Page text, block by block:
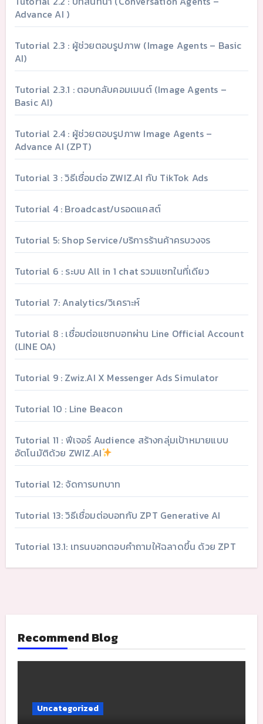
Advance AI )
Tutorial 2.3 : ผู้ช่วยตอบรูปภาพ (Image Agents – Basic
AI)
Tutorial 2.3.1 : ตอบกลับคอมเมนต์ (Image Agents –
Basic AI)
Tutorial 2.4 : ผู้ช่วยตอบรูปภาพ Image Agents –
Advance AI (ZPT)
Tutorial 3 : วิธีเชื่อมต่อ ZWIZ.AI กับ TikTok Ads
Tutorial 4 : Broadcast/บรอดแคสต์
Tutorial 5: Shop Service/บริการร้านค้าครบวงจร
Tutorial 6 : ระบบ All in 1 chat รวมแชทในที่เดียว
Tutorial 7: Analytics/วิเคราะห์
Tutorial 8 : เชื่อมต่อแชทบอทผ่าน Line Official Account
(LINE OA)
Tutorial 9 : Zwiz.AI X Messenger Ads Simulator
Tutorial 10 : Line Beacon
Tutorial 11 : ฟีเจอร์ Audience สร้างกลุ่มเป้าหมายแบบ
อัตโนมัติด้วย ZWIZ.AI
Tutorial 12: จัดการบทบาท
Tutorial 13: วิธีเชื่อมต่อบอทกับ ZPT Generative AI
Tutorial 13.1: เทรนบอทตอบคำถามให้ฉลาดขึ้น ด้วย ZPT
Recommend Blog
Uncategorized